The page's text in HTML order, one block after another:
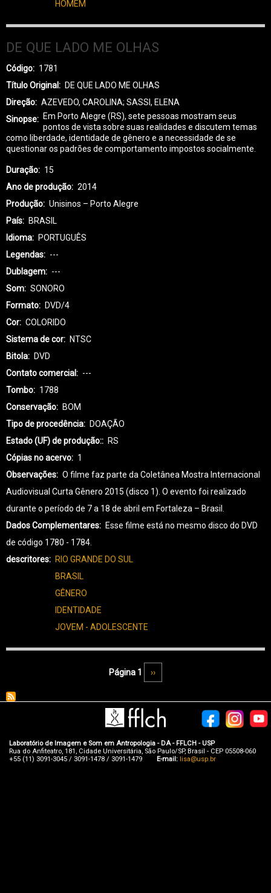
HOMEM
DE QUE LADO ME OLHAS
Código
1781
Título Original
DE QUE LADO ME OLHAS
Direção
AZEVEDO, CAROLINA; SASSI, ELENA
Sinopse
Em Porto Alegre (RS), sete pessoas mostram seus
pontos de vista sobre suas realidades e discutem temas
como liberdade, identidade de gênero e a necessidade de se
questionar os padrões de comportamento impostos socialmente.
Duração
15
Ano de produção
2014
Produção
Unisinos – Porto Alegre
País
BRASIL
Idioma
PORTUGUÊS
Legendas
---
Dublagem
---
Som
SONORO
Formato
DVD/4
Cor
COLORIDO
Sistema de cor
NTSC
Bitola
DVD
Contato comercial
---
Tombo
1788
Conservação
BOM
Tipo de procedência
DOAÇÃO
Estado (UF) de produção:
RS
Cópias no acervo
1
Observações
O filme faz parte da Coletânea Mostra Internacional
Audiovisual Curta Gênero 2015 (disco 1). O evento foi realizado
durante o período de 7 a 18 de abril em Fortaleza – Brasil.
Dados Complementares
Esse filme está no mesmo disco do DVD
de código 1780 - 1784.
descritores
RIO GRANDE DO SUL
BRASIL
GÊNERO
IDENTIDADE
JOVEM - ADOLESCENTE
Página 1 Próxima página
››
Laboratório de Imagem e Som em Antropologia - DA - FFLCH - USP
Rua do Anfiteatro, 181, Cidade Universitária, São Paulo/SP, Brasil - CEP 05508-060
+55 (11) 3091-3045 / 3091-1478 / 3091-1479
E-mail: lisa@usp.br